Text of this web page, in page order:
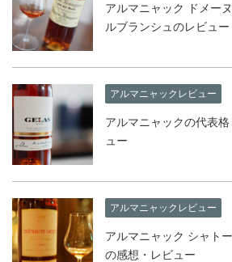
アルマニャック ドメー
ルブランシュのレビュー
アルマニャックレビュー
アルマニャックの代表
ュー
アルマニャックレビュー
アルマニャック シャト
の感想・レビュー